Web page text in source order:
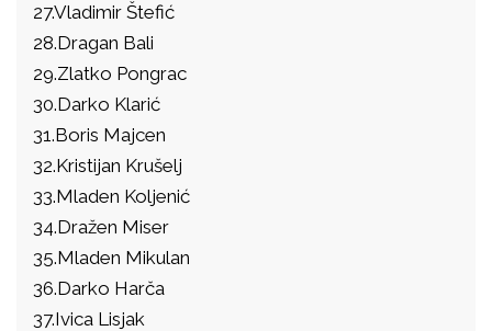
27.Vladimir Štefić
28.Dragan Bali
29.Zlatko Pongrac
30.Darko Klarić
31.Boris Majcen
32.Kristijan Krušelj
33.Mladen Koljenić
34.Dražen Miser
35.Mladen Mikulan
36.Darko Harča
37.Ivica Lisjak